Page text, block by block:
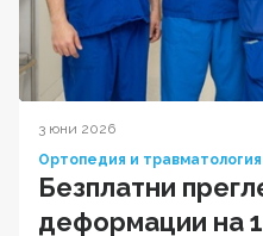
3 юни 2026
Ортопедия и травматология
Безплатни
деформации на